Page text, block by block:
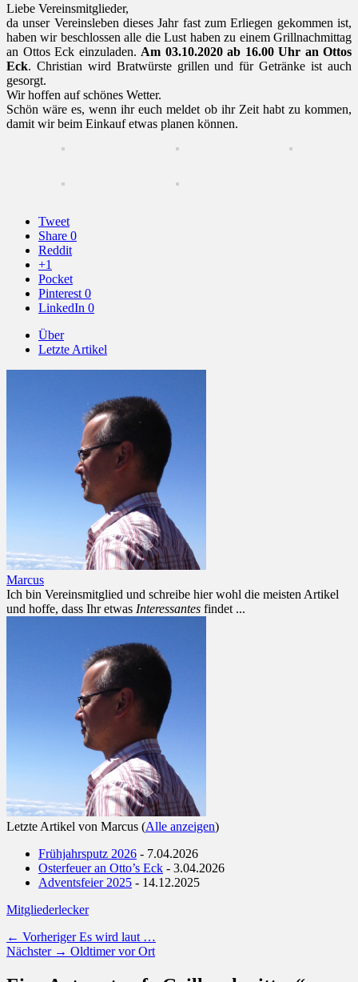
Liebe Vereinsmitglieder,
da unser Vereinsleben dieses Jahr fast zum Erliegen gekommen ist,
haben wir beschlossen alle die Lust haben zu einem Grillnachmittag
an Ottos Eck einzuladen. Am 03.10.2020 ab 16.00 Uhr an Ottos
Eck. Christian wird Bratwürste grillen und für Getränke ist auch
gesorgt.
Wir hoffen auf schönes Wetter.
Schön wäre es, wenn ihr euch meldet ob ihr Zeit habt zu kommen,
damit wir beim Einkauf etwas planen können.
Tweet
Share 0
Reddit
+1
Pocket
Pinterest 0
LinkedIn 0
Über
Letzte Artikel
Marcus
Ich bin Vereinsmitglied und schreibe hier wohl die meisten Artikel
und hoffe, dass Ihr etwas Interessantes findet ...
Letzte Artikel von Marcus (Alle anzeigen)
Frühjahrsputz 2026 - 7.04.2026
Osterfeuer an Otto’s Eck - 3.04.2026
Adventsfeier 2025 - 14.12.2025
Kategorien
MitgliederSchlagworte
lecker
Beitragsnavigation
← Vorheriger Vorheriger
Beitrag:
Es wird laut …
Nächster → Nächster
Oldtimer vor Ort